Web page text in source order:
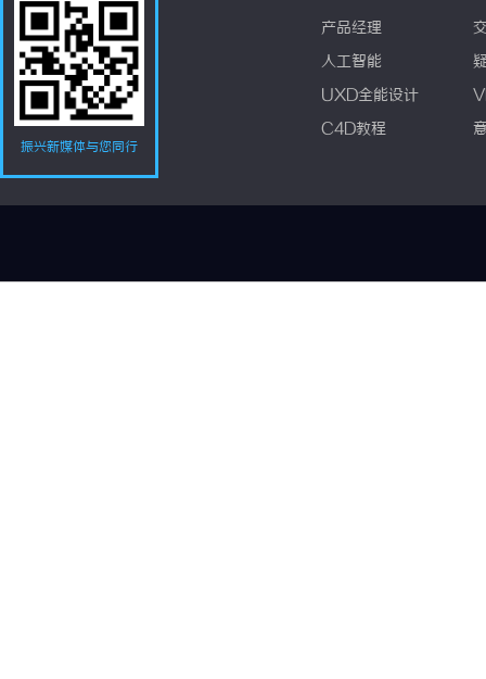
振兴新媒体与您同行
产品经理
人工智能
UXD全能设计
C4D教程